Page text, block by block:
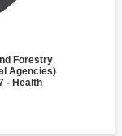
Forestry
Agencies)
- Health